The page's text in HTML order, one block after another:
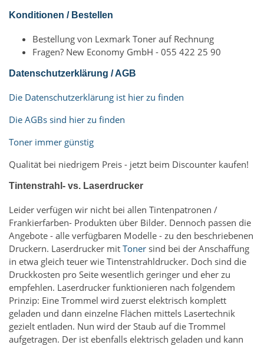
Konditionen / Bestellen
Bestellung von Lexmark Toner auf Rechnung
Fragen? New Economy GmbH - 055 422 25 90
Datenschutzerklärung / AGB
Die Datenschutzerklärung ist hier zu finden
Die AGBs sind hier zu finden
Toner immer günstig
Qualität bei niedrigem Preis - jetzt beim Discounter kaufen!
Tintenstrahl- vs. Laserdrucker
Leider verfügen wir nicht bei allen Tintenpatronen /
Frankierfarben- Produkten über Bilder. Dennoch passen die
Angebote - alle verfügbaren Modelle - zu den beschriebenen
Druckern. Laserdrucker mit Toner sind bei der Anschaffung
in etwa gleich teuer wie Tintenstrahldrucker. Doch sind die
Druckkosten pro Seite wesentlich geringer und eher zu
empfehlen. Laserdrucker funktionieren nach folgendem
Prinzip: Eine Trommel wird zuerst elektrisch komplett
geladen und dann einzelne Flächen mittels Lasertechnik
gezielt entladen. Nun wird der Staub auf die Trommel
aufgetragen. Der ist ebenfalls elektrisch geladen und kann